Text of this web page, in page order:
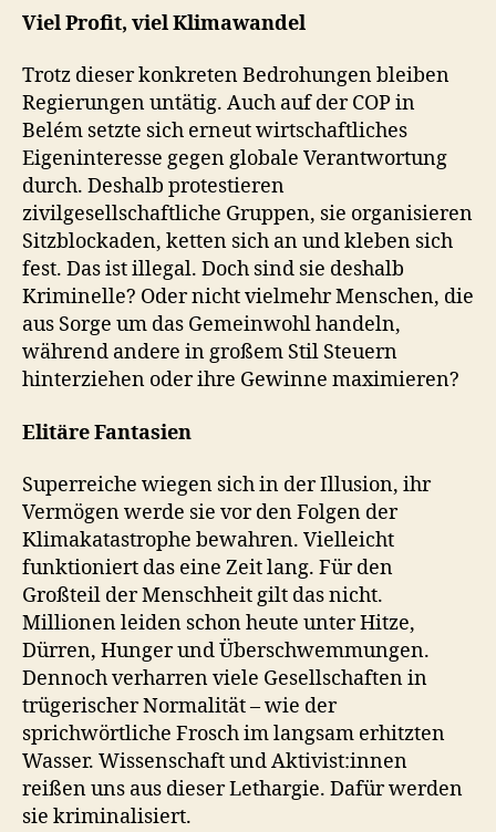
Viel Profit, viel Klimawandel
Trotz dieser konkreten Bedrohungen bleiben
Regierungen untätig. Auch auf der COP in
Belém setzte sich erneut wirtschaftliches
Eigeninteresse gegen globale Verantwortung
durch. Deshalb protestieren
zivilgesellschaftliche Gruppen, sie organisieren
Sitzblockaden, ketten sich an und kleben sich
fest. Das ist illegal. Doch sind sie deshalb
Kriminelle? Oder nicht vielmehr Menschen, die
aus Sorge um das Gemeinwohl handeln,
während andere in großem Stil Steuern
hinterziehen oder ihre Gewinne maximieren?
Elitäre Fantasien
Superreiche wiegen sich in der Illusion, ihr
Vermögen werde sie vor den Folgen der
Klimakatastrophe bewahren. Vielleicht
funktioniert das eine Zeit lang. Für den
Großteil der Menschheit gilt das nicht.
Millionen leiden schon heute unter Hitze,
Dürren, Hunger und Überschwemmungen.
Dennoch verharren viele Gesellschaften in
trügerischer Normalität – wie der
sprichwörtliche Frosch im langsam erhitzten
Wasser. Wissenschaft und Aktivist:innen
reißen uns aus dieser Lethargie. Dafür werden
sie kriminalisiert.